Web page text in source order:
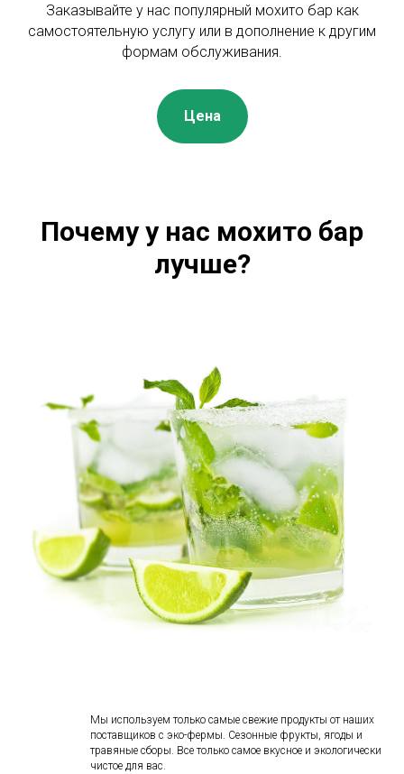
Заказывайте у нас популярный мохито бар как
самостоятельную услугу или в дополнение к другим
формам обслуживания.
Цена
Почему у нас мохито бар
лучше?
Мы используем только самые свежие продукты от наших
поставщиков с эко-фермы. Сезонные фрукты, ягоды и
травяные сборы. Все только самое вкусное и экологически
чистое для вас.